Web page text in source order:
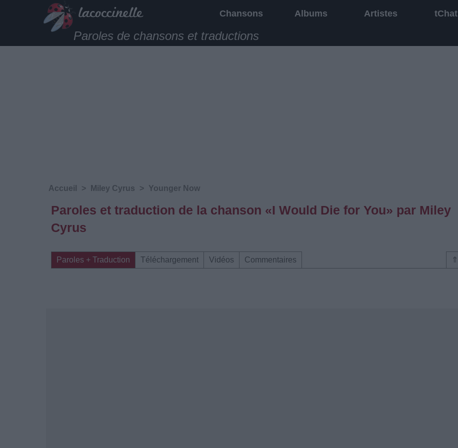
Chansons Albums Artistes tChat
Paroles de chansons et traductions
Accueil > Miley Cyrus > Younger Now
Paroles et traduction de la chanson «I Would Die for You» par Miley
Cyrus
⇑
Paroles + Traduction Téléchargement Vidéos Commentaires